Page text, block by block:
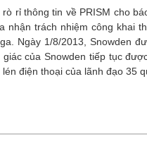
rỉ thông tin về PRISM cho
nhận trách nhiệm công khai
Ngày 1/8/2013, Snowden
của Snowden tiếp tục
điện thoại của lãnh đạo 35